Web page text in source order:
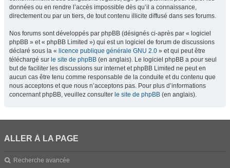
données ou en rendre l’accès impossible dès qu’il a connaissance,
directement ou par un tiers, de tout contenu illicite diffusé dans ses forums.
Nos forums sont développés par phpBB (désignés ci-après par « logiciel
phpBB » et « phpBB Limited ») qui est un logiciel de forum de discussions
déclaré sous la « licence publique générale GNU 2.0 » et qui peut être
téléchargé sur le site de phpBB (en anglais). Le logiciel phpBB a pour seul
but de faciliter les discussions sur internet et phpBB Limited ne peut en
aucun cas être tenu comme responsable de la conduite et du contenu que
nous acceptons et que nous n’acceptons pas. Pour plus d’informations
concernant phpBB, veuillez consulter le site de phpBB (en anglais).
ALLER À LA PAGE
Recherche avancée